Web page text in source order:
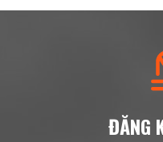
ĐĂNG